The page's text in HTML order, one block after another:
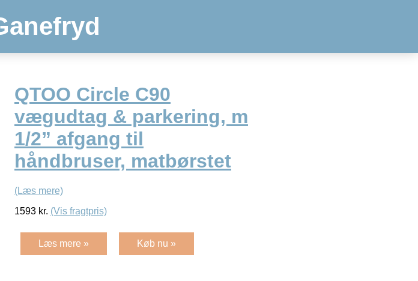
QTOO Circle C90
vægudtag & parkering, m
1/2” afgang til
håndbruser, matbørstet
(Læs mere)
1593 kr. (Vis fragtpris)
Læs mere » Køb nu »